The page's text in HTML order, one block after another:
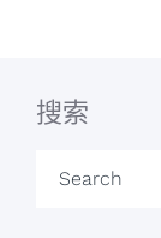
搜索
Search